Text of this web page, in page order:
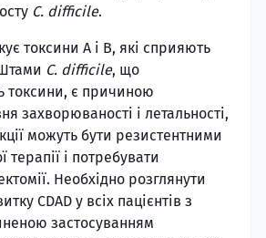
C. difficile.
токсини А і В, які сприяють
C. difficile, що
токсини, є причиною
захворюваності і летальності,
можуть бути резистентними
терапії і потребувати
Необхідно розглянути
CDAD у всіх пацієнтів з
застосуванням